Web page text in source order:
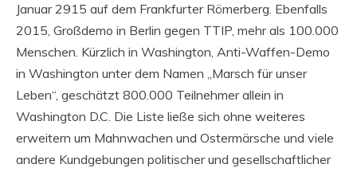
Januar 2915 auf dem Frankfurter Römerberg. Ebenfalls
2015, Großdemo in Berlin gegen TTIP, mehr als 100.000
Menschen. Kürzlich in Washington, Anti-Waffen-Demo
in Washington unter dem Namen „Marsch für unser
Leben“, geschätzt 800.000 Teilnehmer allein in
Washington D.C. Die Liste ließe sich ohne weiteres
erweitern um Mahnwachen und Ostermärsche und viele
andere Kundgebungen politischer und gesellschaftlicher